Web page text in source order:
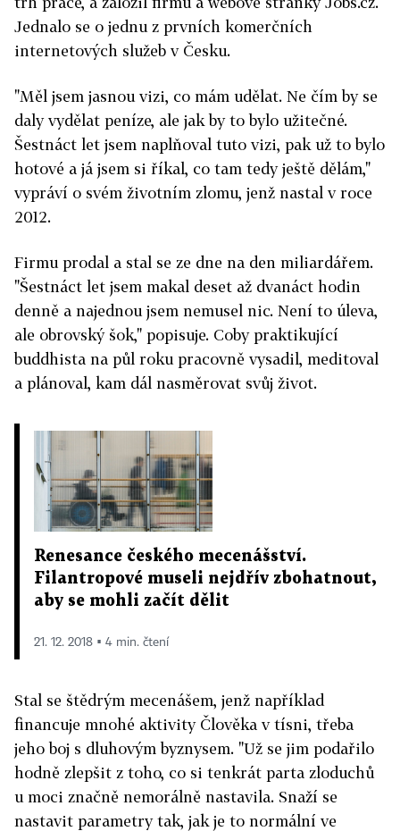
Jednalo se o jednu z prvních komerčních
internetových služeb v Česku.
"Měl jsem jasnou vizi, co mám udělat. Ne čím by se
daly vydělat peníze, ale jak by to bylo užitečné.
Šestnáct let jsem naplňoval tuto vizi, pak už to bylo
hotové a já jsem si říkal, co tam tedy ještě dělám,"
vypráví o svém životním zlomu, jenž nastal v roce
2012.
Firmu prodal a stal se ze dne na den miliardářem.
"Šestnáct let jsem makal deset až dvanáct hodin
denně a najednou jsem nemusel nic. Není to úleva,
ale obrovský šok," popisuje. Coby praktikující
buddhista na půl roku pracovně vysadil, meditoval
a plánoval, kam dál nasměrovat svůj život.
Renesance českého mecenášství.
Filantropové museli nejdřív zbohatnout,
aby se mohli začít dělit
21. 12. 2018 ▪ 4 min. čtení
Stal se štědrým mecenášem, jenž například
financuje mnohé aktivity Člověka v tísni, třeba
jeho boj s dluhovým byznysem. "Už se jim podařilo
hodně zlepšit z toho, co si tenkrát parta zloduchů
u moci značně nemorálně nastavila. Snaží se
nastavit parametry tak, jak je to normální ve